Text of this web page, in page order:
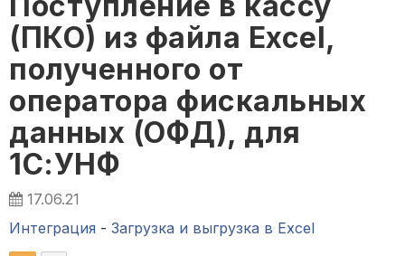
(ПКО) из файла Excel,
полученного от
оператора фискальных
данных (ОФД), для
1С:УНФ
17.06.21
Интеграция - Загрузка и выгрузка в Excel